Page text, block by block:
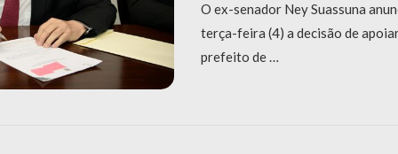
O ex-senador Ney Suassuna
terça-feira (4) a decisão de
prefeito de …